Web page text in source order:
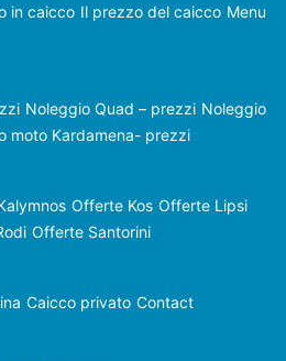
in caicco Il prezzo del caicco Menu
Noleggio Quad – prezzi Noleggio
moto Kardamena- prezzi
Offerte Kos Offerte Lipsi
Offerte Santorini
Caicco privato Contact